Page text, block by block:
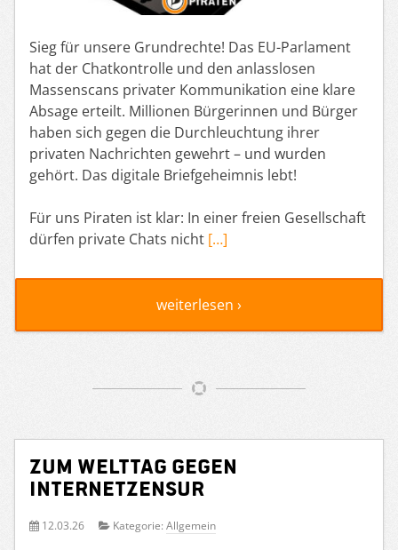
Sieg für unsere Grundrechte! Das EU-Parlament
hat der Chatkontrolle und den anlasslosen
Massenscans privater Kommunikation eine klare
Absage erteilt. Millionen Bürgerinnen und Bürger
haben sich gegen die Durchleuchtung ihrer
privaten Nachrichten gewehrt – und wurden
gehört. Das digitale Briefgeheimnis lebt!
Für uns Piraten ist klar: In einer freien Gesellschaft
dürfen private Chats nicht […]
weiterlesen ›
Zum Welttag gegen
Internetzensur
12.03.26 Kategorie: Allgemein